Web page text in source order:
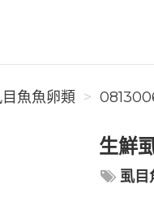
魚魚卵類
生鮮
虱目